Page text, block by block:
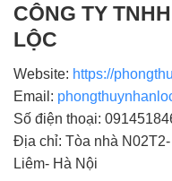
CÔNG TY
LỘC
Website: https://
Email:
Số điện thoại:
Địa chỉ: Tòa nhà
Liêm- Hà Nội